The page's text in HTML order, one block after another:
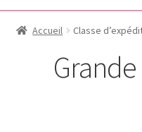
Accueil Classe